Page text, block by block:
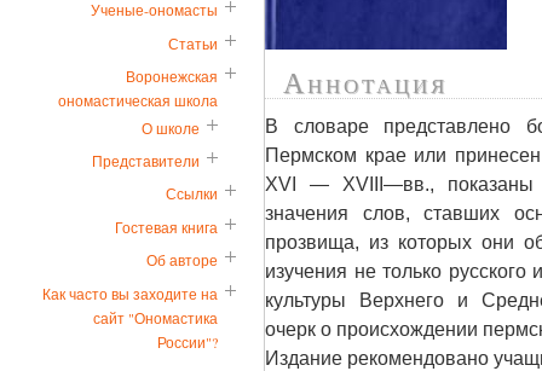
Аннотация
В словаре представлено
Пермском крае или
XVI — XVIII—вв., показаны
значения слов, ставших
прозвища, из которых они
изучения не только
культуры Верхнего и
очерк о происхождении
Издание рекомендовано
Ученые-ономасты
Статьи
Воронежская
ономастическая школа
О школе
Представители
Ссылки
Гостевая книга
Об авторе
Как часто вы заходите на
сайт "Ономастика
России"?